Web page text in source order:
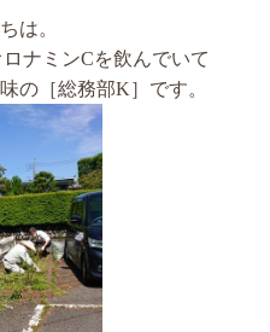
は。
ナミンCを飲んでいて
の［総務部K］です。